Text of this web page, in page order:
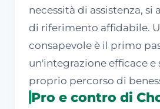
necessità di assistenza, si
di riferimento affidabile.
consapevole è il primo
un'integrazione efficace e
proprio percorso di
Pro e contro di